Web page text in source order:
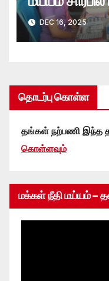
முகாம்
DEC 16, 2025
தொடர்பு கொள்ள
தங்கள் நற்பணி இந்த
கொள்ளவும்
மக்கள் நீதி மய்யம் –